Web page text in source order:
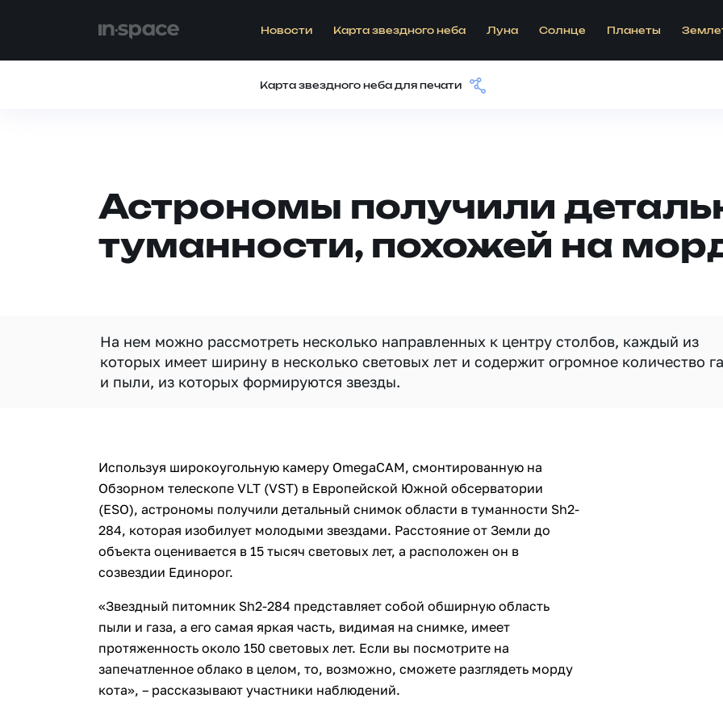
Новости Карта звездного неба Луна Солнце Планеты
Карта звездного неба для печати
Астрономы получили
туманности, похожей на
На нем можно рассмотреть несколько направленных к центру столбов, каждый из
которых имеет ширину в несколько световых лет и содержит огромное количество
и пыли, из которых формируются звезды.
Используя широкоугольную камеру OmegaCAM, смонтированную на
Обзорном телескопе VLT (VST) в Европейской Южной обсерватории
(ESO), астрономы получили детальный снимок области в туманности Sh2-
284, которая изобилует молодыми звездами. Расстояние от Земли до
объекта оценивается в 15 тысяч световых лет, а расположен он в
созвездии Единорог.
«Звездный питомник Sh2-284 представляет собой обширную область
пыли и газа, а его самая яркая часть, видимая на снимке, имеет
протяженность около 150 световых лет. Если вы посмотрите на
запечатленное облако в целом, то, возможно, сможете разглядеть морду
кота», – рассказывают участники наблюдений.